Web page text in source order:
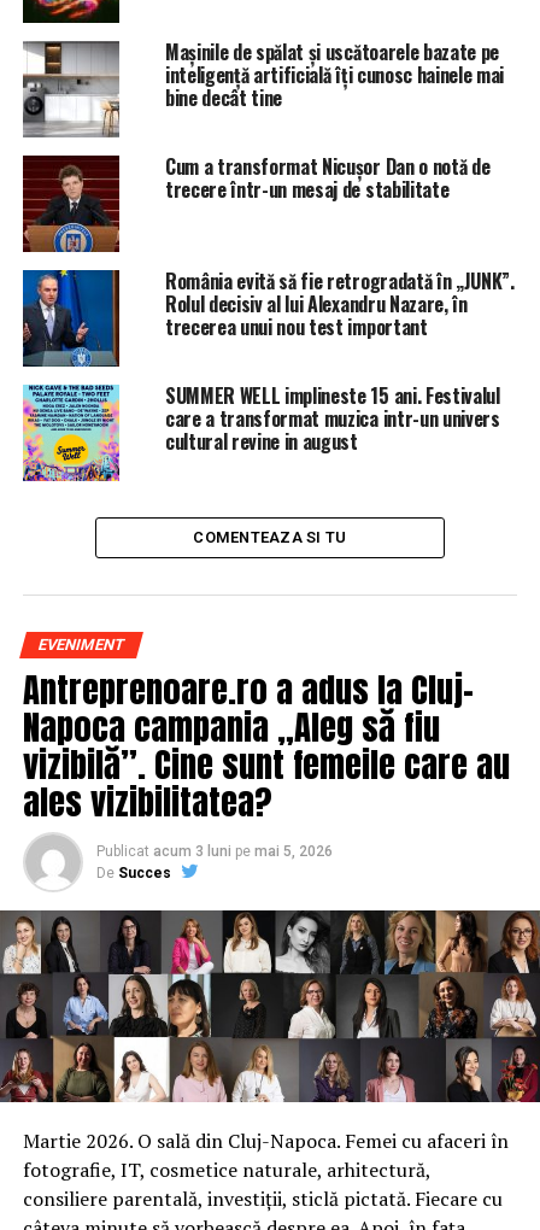
Mașinile de spălat și uscătoarele bazate pe
inteligență artificială îți cunosc hainele mai
bine decât tine
Cum a transformat Nicușor Dan o notă de
trecere într-un mesaj de stabilitate
România evită să fie retrogradată în „JUNK”.
Rolul decisiv al lui Alexandru Nazare, în
trecerea unui nou test important
SUMMER WELL implineste 15 ani. Festivalul
care a transformat muzica intr-un univers
cultural revine in august
COMENTEAZA SI TU
EVENIMENT
Antreprenoare.ro a adus la Cluj-
Napoca campania „Aleg să fiu
vizibilă”. Cine sunt femeile care au
ales vizibilitatea?
Publicat acum 3 luni pe mai 5, 2026
De Succes
Martie 2026. O sală din Cluj-Napoca. Femei cu afaceri în
fotografie, IT, cosmetice naturale, arhitectură,
consiliere parentală, investiții, sticlă pictată. Fiecare cu